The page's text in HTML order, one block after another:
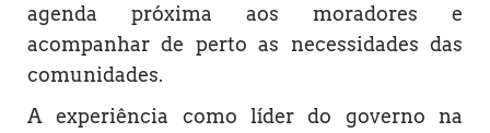
agenda próxima aos moradores e
acompanhar de perto as necessidades das
comunidades.
A experiência como líder do governo na